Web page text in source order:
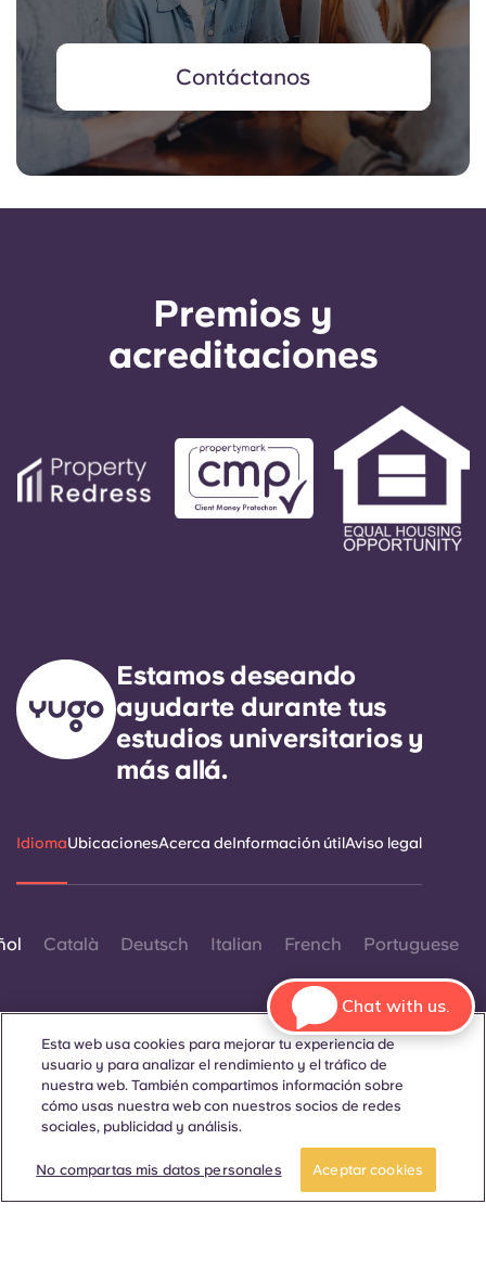
habitación
Reserva una
visita
Contáctanos
Premios y
acreditaciones
Estamos deseando
ayudarte durante tus
estudios universitarios y
más allá.
IdiomaUbicacionesAcerca deInformación útilAviso legal
Català Deutsch Italian French Portuguese
Contáctanos
Siempre que en esta página web aparezcan palabras que
Esta web usa cookies para mejorar tu experiencia de
usuario y para analizar el rendimiento y el tráfico de
nuestra web. También compartimos información sobre
cómo usas nuestra web con nuestros socios de redes
sociales, publicidad y análisis.
No compartas mis datos personales Aceptar cookies
Chat with us.